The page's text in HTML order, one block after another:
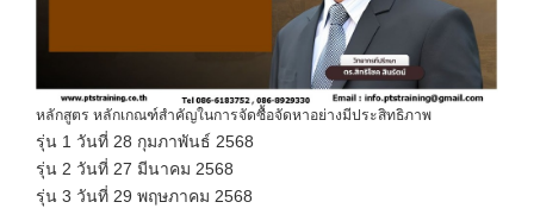
หลักสูตร หลักเกณฑ์สำคัญในการจัดซื้อจัดหาอย่างมีประสิทธิภาพ
รุ่น 1 วันที่ 28 กุมภาพันธ์ 2568
รุ่น 2 วันที่ 27 มีนาคม 2568
รุ่น 3 วันที่ 29 พฤษภาคม 2568